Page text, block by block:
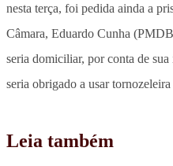
nesta terça, foi pedida ainda a
Câmara, Eduardo Cunha
seria domiciliar, por conta de
seria obrigado a usar
Leia também